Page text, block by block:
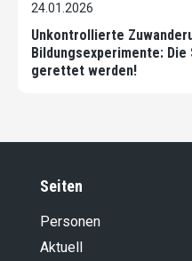
24.01.2026
Unkontrollierte
Bildungsexperimente:
gerettet werden!
Seiten
Personen
Aktuell